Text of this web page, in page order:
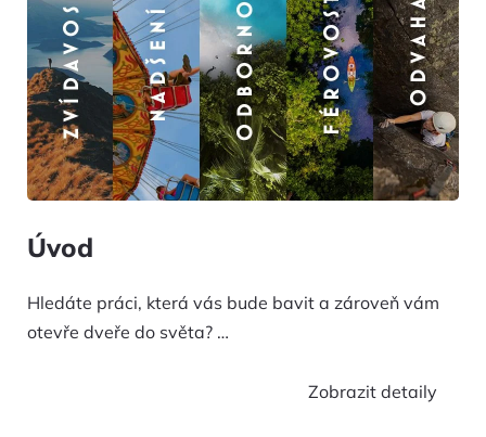
Úvod
Hledáte práci, která vás bude bavit a zároveň vám
otevře dveře do světa? …
Zobrazit detaily